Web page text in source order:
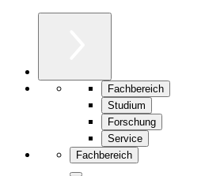
Fachbereich
Studium
Forschung
Service
Fachbereich